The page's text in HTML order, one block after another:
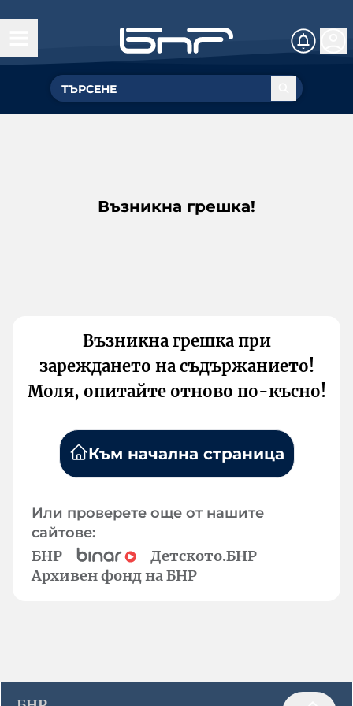
Възникна грешка!
Възникна грешка при
зареждането на съдържанието!
Моля, опитайте отново по-късно!
Към начална страница
Или проверете още от нашите
сайтове:
БНР
Детското.БНР
Архивен фонд на БНР